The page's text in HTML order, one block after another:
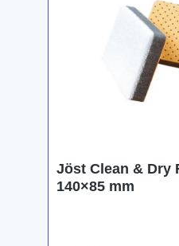
Jöst Clean & Dry
140×85 mm